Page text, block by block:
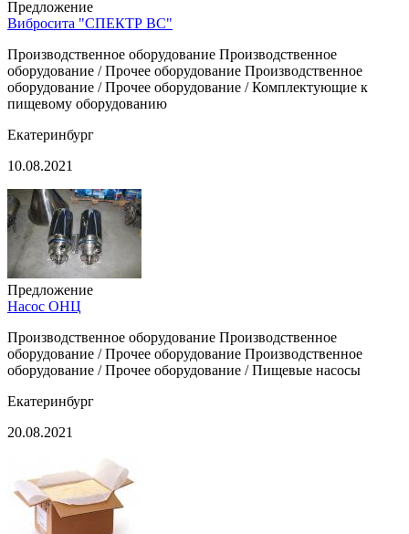
Предложение
Вибросита "СПЕКТР ВС"
Производственное оборудование Производственное
оборудование / Прочее оборудование Производственное
оборудование / Прочее оборудование / Комплектующие к
пищевому оборудованию
Екатеринбург
10.08.2021
Предложение
Насос ОНЦ
Производственное оборудование Производственное
оборудование / Прочее оборудование Производственное
оборудование / Прочее оборудование / Пищевые насосы
Екатеринбург
20.08.2021